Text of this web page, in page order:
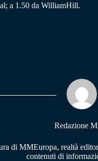
a 1.50 da WilliamHill.
Redazione
di MMEuropa, realtà
contenuti di